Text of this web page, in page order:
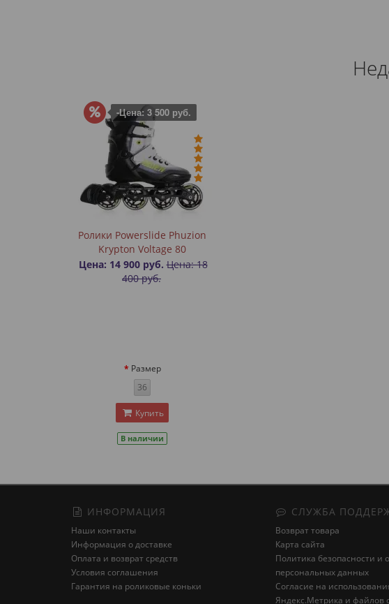
-Цена: 3 500 руб.
Ролики Powerslide Phuzion
Krypton Voltage 80
Цена: 14 900 руб. Цена: 18
400 руб.
Размер
36
Купить
В наличии
ИНФОРМАЦИЯ
Наши контакты
Информация о доставке
Оплата и возврат средств
Условия соглашения
Гарантия на роликовые коньки
СЛУЖБА
Возврат товара
Карта сайта
Политика безопасности и
персональных данных
Cогласие на
Яндекс.Метрика и файлов